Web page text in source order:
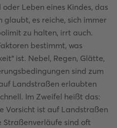
Leben eines Kindes, das
es reiche, sich immer
zu halten, irrt auch.
bestimmt, was
ist. Nebel, Regen, Glätte,
sind zum
Landstraßen erlaubten
Im Zweifel heißt das:
Vorsicht ist auf Landstraßen
Straßenverläufe sind oft